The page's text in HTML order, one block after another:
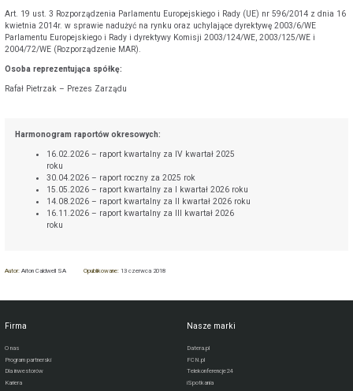
Art. 19 ust. 3 Rozporządzenia Parlamentu Europejskiego i Rady (UE) nr 596/2014 z dnia 16
kwietnia 2014r. w sprawie nadużyć na rynku oraz uchylające dyrektywę 2003/6/WE
Parlamentu Europejskiego i Rady i dyrektywy Komisji 2003/124/WE, 2003/125/WE i
2004/72/WE (Rozporządzenie MAR).
Osoba reprezentująca spółkę:
Rafał Pietrzak – Prezes Zarządu
Harmonogram raportów okresowych:
16.02.2026 – raport kwartalny za IV kwartał 2025
roku
30.04.2026 – raport roczny za 2025 rok
15.05.2026 – raport kwartalny za I kwartał 2026 roku
14.08.2026 – raport kwartalny za II kwartał 2026 roku
16.11.2026 – raport kwartalny za III kwartał 2026
roku
Autor:Aiton Caldwell SA Opublikowane: 13 czerwca 2018
Firma
O nas
Program partnerski
Dla inwestorów
Kariera
Nasze marki
Datera.pl
FCN.pl
Telekonferencje24
iSpotkania